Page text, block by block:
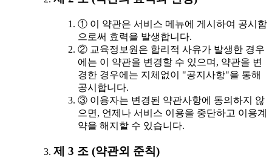
① 이 약관은 서비스 메뉴에 게시하여 공시함
으로써 효력을 발생합니다.
② 교육정보원은 합리적 사유가 발생한 경우
에는 이 약관을 변경할 수 있으며, 약관을 변
경한 경우에는 지체없이 "공지사항"을 통해
공시합니다.
③ 이용자는 변경된 약관사항에 동의하지 않
으면, 언제나 서비스 이용을 중단하고 이용계
약을 해지할 수 있습니다.
제 3 조 (약관외 준칙)